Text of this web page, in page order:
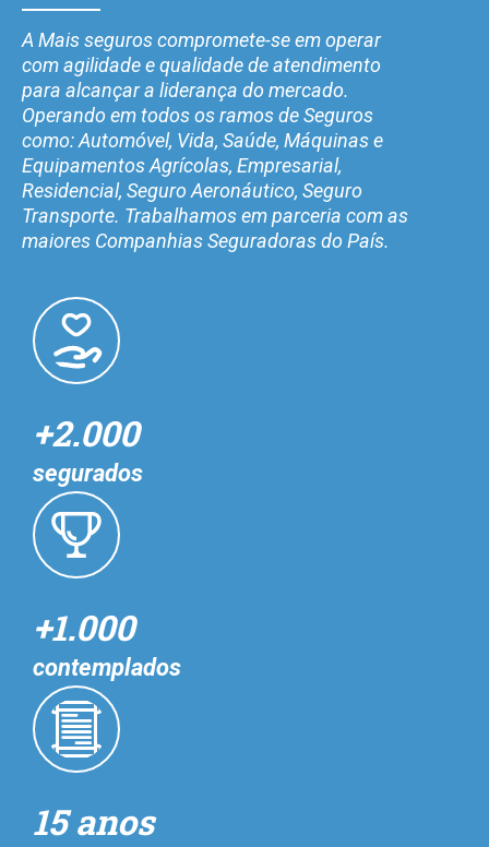
A Mais seguros compromete-se em operar
com agilidade e qualidade de atendimento
para alcançar a liderança do mercado.
Operando em todos os ramos de Seguros
como: Automóvel, Vida, Saúde, Máquinas e
Equipamentos Agrícolas, Empresarial,
Residencial, Seguro Aeronáutico, Seguro
Transporte. Trabalhamos em parceria com as
maiores Companhias Seguradoras do País.
+2.000
segurados
+1.000
contemplados
15 anos